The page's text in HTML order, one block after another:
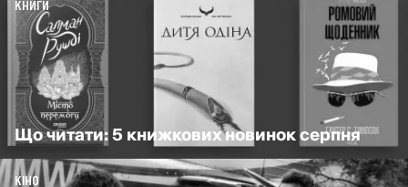
Що читати: 5 книжкових новинок серпня
КНИГИ
КІНО